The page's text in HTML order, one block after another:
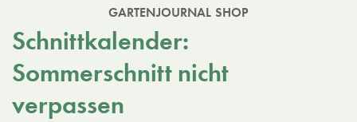
GARTENJOURNAL SHOP
Schnittkalender:
Sommerschnitt nicht
verpassen